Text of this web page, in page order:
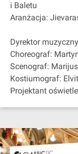
i Baletu
Aranżacja:
Dyrektor
Choreograf:
Scenograf:
Kostiumograf:
Projektant